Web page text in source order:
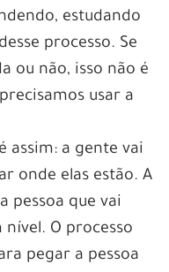
estudando
processo. Se
ou não, isso não é
usar a
assim: a gente vai
onde elas estão. A
pessoa que vai
O processo
pegar a pessoa